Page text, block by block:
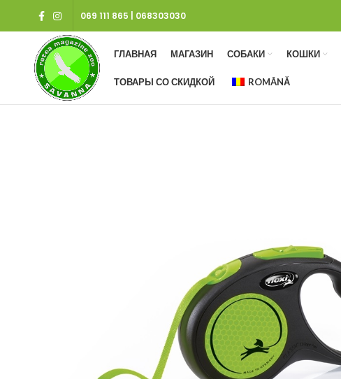
069 111 865 068303030
ГЛАВНАЯ МАГАЗИН СОБАКИ КОШКИ
ТОВАРЫ СО СКИДКОЙ ROMÂNĂ